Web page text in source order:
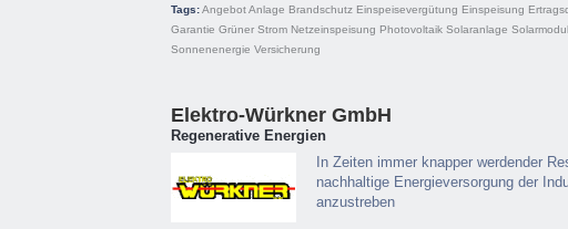
Tags:AngebotAnlage Brandschutz Einspeisevergütung Einspeisung
Garantie Grüner Strom Netzeinspeisung Photovoltaik Solaranlage Solarmodul
Sonnenenergie Versicherung
Elektro-Würkner GmbH
Regenerative Energien
In Zeiten immer knapper werdender
nachhaltige Energieversorgung der
anzustreben